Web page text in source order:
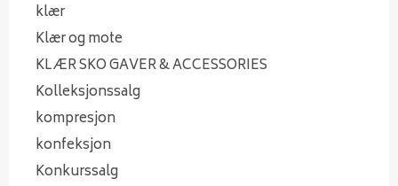
klær
Klær og mote
KLÆR SKO GAVER & ACCESSORIES
Kolleksjonssalg
kompresjon
konfeksjon
Konkurssalg